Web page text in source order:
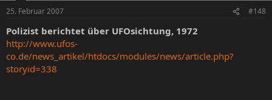
25. Februar 2007 #148
Polizist berichtet über UFOsichtung, 1972
http://www.ufos-
co.de/news_artikel/htdocs/modules/news/article.php?
storyid=338